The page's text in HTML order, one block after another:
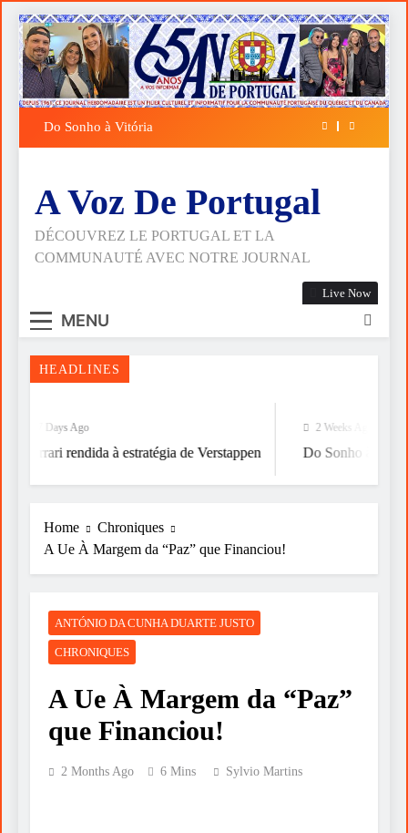
Skip
to
content
Do Sonho à Vitória
A FALÁCIA
A Voz De Portugal
DÉCOUVREZ LE PORTUGAL ET LA
COMMUNAUTÉ AVEC NOTRE JOURNAL
MENU
Live Now
HEADLINES
7 Days Ago
Ferrari rendida à estratégia de Verstappen
2 Weeks Ago
Do Sonho à Vitória
Home
Chroniques
A Ue À Margem da “Paz” que Financiou!
ANTÓNIO DA CUNHA DUARTE JUSTO
CHRONIQUES
A Ue À Margem da “Paz”
que Financiou!
2 Months Ago 6 Mins Sylvio Martins